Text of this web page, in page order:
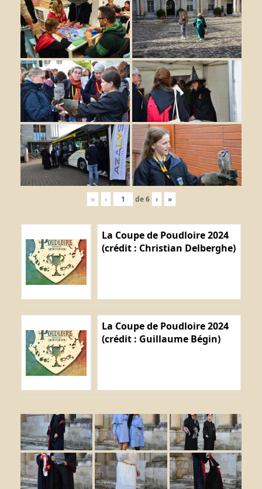
« ‹ de6 › »
La Coupe de Poudloire 2024
(crédit : Christian Delberghe)
La Coupe de Poudloire 2024
(crédit : Guillaume Bégin)